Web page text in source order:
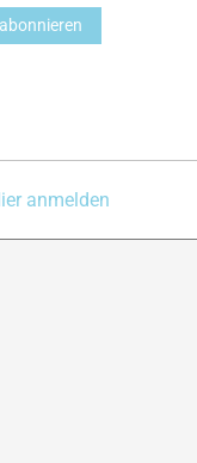
anmelden